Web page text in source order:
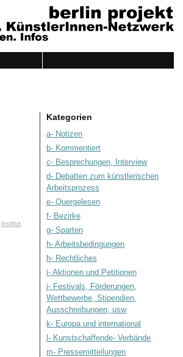
Institut
Kategorien
a- Notizen
b- Kommentiert
c- Besprechungen, Interview
d- Debatten zum künstlerischen
Arbeitsprozess
e- Quergelesen
f- Bezirke
g- Sparten
h- Arbeitsbedingungen
h- Rechtliches
i- Aktionen und Petitionen
j- Festivals, Förderungen,
Wettbewerbe, Stipendien,
Ausschreibungen, usw
k- Europa und international
l- Kunstschaffende- Verbände
m- Pressemitteilungen